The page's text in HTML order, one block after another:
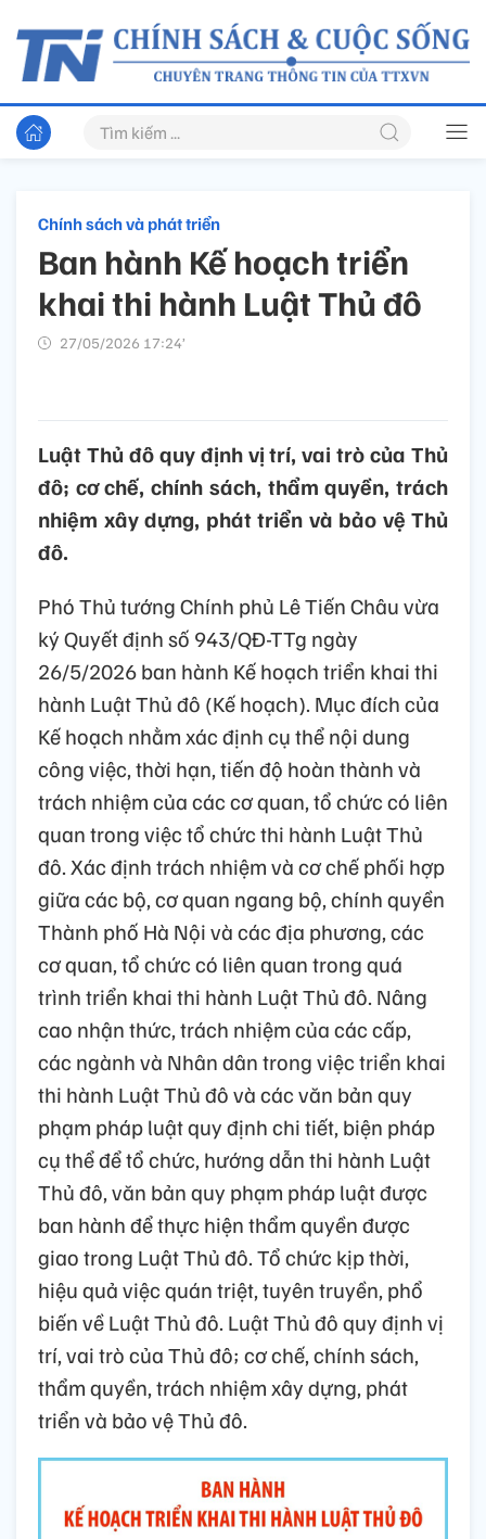
Chính sách và phát triển
Ban hành Kế hoạch triển
khai thi hành Luật Thủ đô
27/05/2026 17:24’
Luật Thủ đô quy định vị trí, vai trò của Thủ
đô; cơ chế, chính sách, thẩm quyền, trách
nhiệm xây dựng, phát triển và bảo vệ Thủ
đô.
Phó Thủ tướng Chính phủ Lê Tiến Châu vừa
ký Quyết định số 943/QĐ-TTg ngày
26/5/2026 ban hành Kế hoạch triển khai thi
hành Luật Thủ đô (Kế hoạch). Mục đích của
Kế hoạch nhằm xác định cụ thể nội dung
công việc, thời hạn, tiến độ hoàn thành và
trách nhiệm của các cơ quan, tổ chức có liên
quan trong việc tổ chức thi hành Luật Thủ
đô. Xác định trách nhiệm và cơ chế phối hợp
giữa các bộ, cơ quan ngang bộ, chính quyền
Thành phố Hà Nội và các địa phương, các
cơ quan, tổ chức có liên quan trong quá
trình triển khai thi hành Luật Thủ đô. Nâng
cao nhận thức, trách nhiệm của các cấp,
các ngành và Nhân dân trong việc triển khai
thi hành Luật Thủ đô và các văn bản quy
phạm pháp luật quy định chi tiết, biện pháp
cụ thể để tổ chức, hướng dẫn thi hành Luật
Thủ đô, văn bản quy phạm pháp luật được
ban hành để thực hiện thẩm quyền được
giao trong Luật Thủ đô. Tổ chức kịp thời,
hiệu quả việc quán triệt, tuyên truyền, phổ
biến về Luật Thủ đô. Luật Thủ đô quy định vị
trí, vai trò của Thủ đô; cơ chế, chính sách,
thẩm quyền, trách nhiệm xây dựng, phát
triển và bảo vệ Thủ đô.